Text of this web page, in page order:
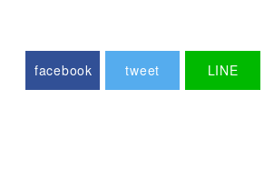
facebook tweet LINE